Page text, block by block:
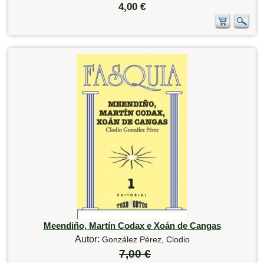
4,00 €
Meendiño, Martín Codax e Xoán de Cangas
Autor: González Pérez, Clodio
7,00 €